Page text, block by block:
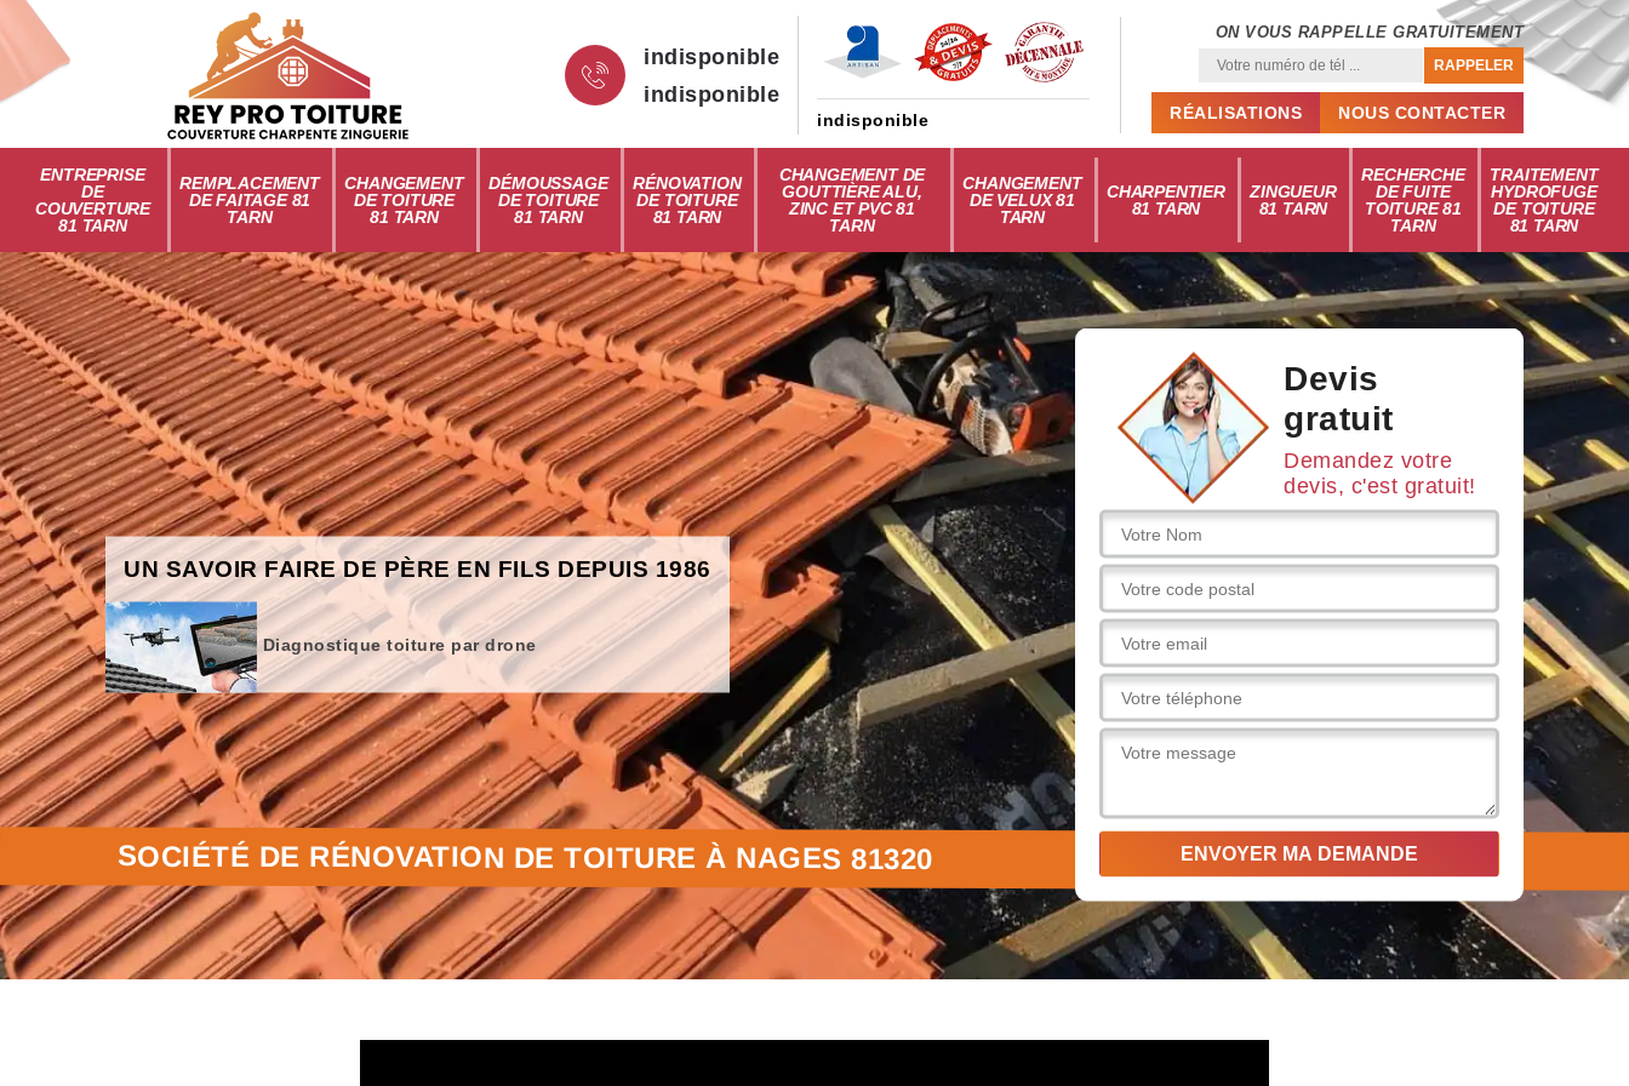
indisponible
indisponible
indisponible
ON VOUS RAPPELLE GRATUITEMENT
RÉALISATIONS NOUS CONTACTER
ENTREPRISE
DE
COUVERTURE
81 TARN
REMPLACEMENT
DE FAITAGE 81
TARN
CHANGEMENT
DE TOITURE
81 TARN
DÉMOUSSAGE
DE TOITURE
81 TARN
RÉNOVATION
DE TOITURE
81 TARN
CHANGEMENT DE
GOUTTIÈRE ALU,
ZINC ET PVC 81
TARN
CHANGEMENT
DE VELUX 81
TARN
CHARPENTIER
81 TARN
ZINGUEUR
81 TARN
RECHERCHE
DE FUITE
TOITURE 81
TARN
TRAITEMENT
HYDROFUGE
DE TOITURE
81 TARN
UN SAVOIR FAIRE DE PÈRE EN FILS DEPUIS 1986
Diagnostique toiture par drone
Devis
gratuit
Demandez votre
devis, c'est gratuit!
SOCIÉTÉ DE RÉNOVATION DE TOITURE À NAGES 81320